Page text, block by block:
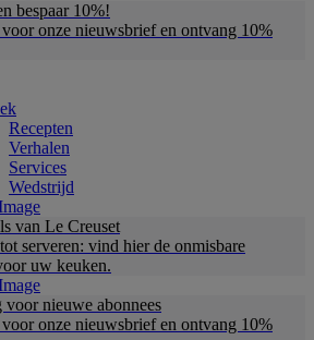
bespaar 10%!
onze nieuwsbrief en ontvang 10%
Recepten
Verhalen
Services
Wedstrijd
van Le Creuset
serveren: vind hier de onmisbare
uw keuken.
voor nieuwe abonnees
onze nieuwsbrief en ontvang 10%